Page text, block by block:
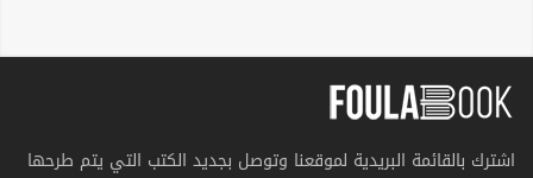
اشترك بالقائمة البريدية لموقعنا وتوصل بجديد الكتب التي يتم طرحها